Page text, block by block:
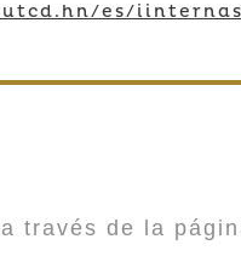
es/
través de la